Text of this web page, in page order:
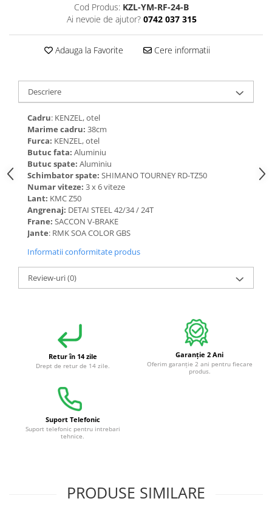
Cod Produs: KZL-YM-RF-24-B
Ai nevoie de ajutor? 0742 037 315
Adauga la Favorite Cere informatii
Descriere
Cadru: KENZEL, otel
Marime cadru: 38cm
Furca: KENZEL, otel
Butuc fata: Aluminiu
Butuc spate: Aluminiu
Schimbator spate: SHIMANO TOURNEY RD-TZ50
Numar viteze: 3 x 6 viteze
Lant: KMC Z50
Angrenaj: DETAI STEEL 42/34 / 24T
Frane: SACCON V-BRAKE
Jante: RMK SOA COLOR GBS
Informatii conformitate produs
Review-uri(0)
Retur în 14 zile
Drept de retur de 14 zile.
Garanție 2 Ani
Oferim garanție 2 ani pentru fiecare
produs.
Suport Telefonic
Suport telefonic pentru intrebari
tehnice.
PRODUSE SIMILARE